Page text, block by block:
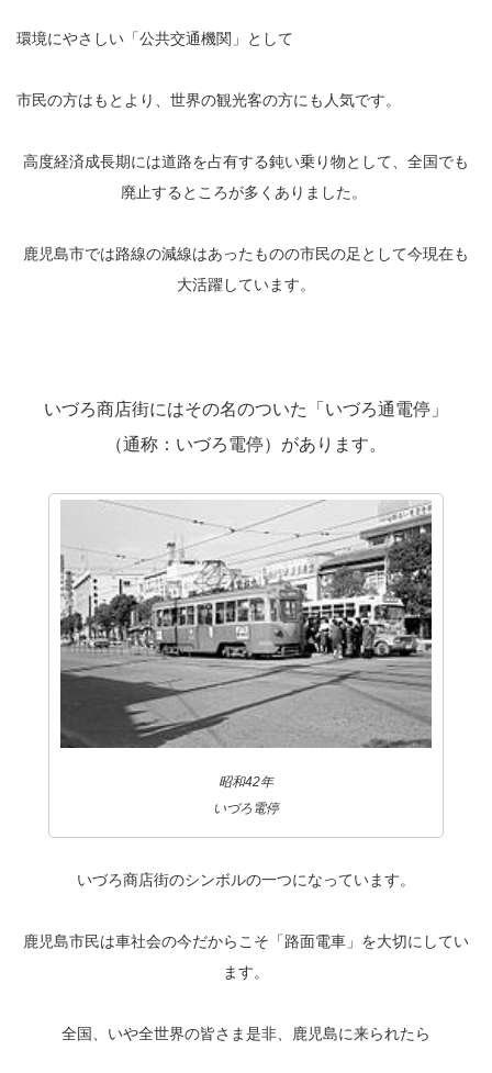
環境にやさしい「公共交通機関」として
市民の方はもとより、世界の観光客の方にも人気です。
高度経済成長期には道路を占有する鈍い乗り物として、全国でも
廃止するところが多くありました。
鹿児島市では路線の減線はあったものの市民の足として今現在も
大活躍しています。
いづろ商店街にはその名のついた「いづろ通電停」
（通称：いづろ電停）があります。
昭和42年
いづろ電停
いづろ商店街のシンボルの一つになっています。
鹿児島市民は車社会の今だからこそ「路面電車」を大切にしてい
ます。
全国、いや全世界の皆さま是非、鹿児島に来られたら